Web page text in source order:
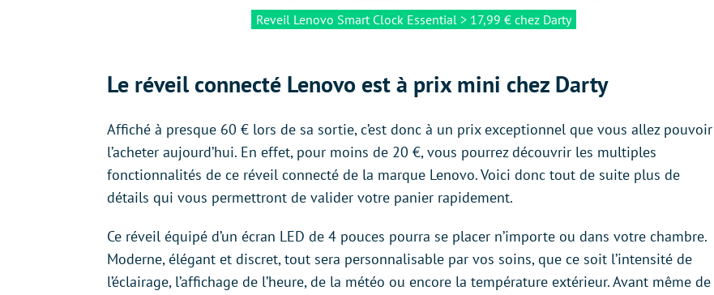
Reveil Lenovo Smart Clock Essential > 17,99 € chez Darty
Le réveil connecté Lenovo est à prix mini chez Darty
Affiché à presque 60 € lors de sa sortie, c’est donc à un prix exceptionnel que vous allez pouvoir
l’acheter aujourd’hui. En effet, pour moins de 20 €, vous pourrez découvrir les multiples
fonctionnalités de ce réveil connecté de la marque Lenovo. Voici donc tout de suite plus de
détails qui vous permettront de valider votre panier rapidement.
Ce réveil équipé d’un écran LED de 4 pouces pourra se placer n’importe ou dans votre chambre.
Moderne, élégant et discret, tout sera personnalisable par vos soins, que ce soit l’intensité de
l’éclairage, l’affichage de l’heure, de la météo ou encore la température extérieur. Avant même de